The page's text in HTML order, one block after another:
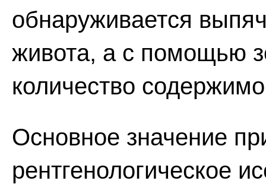
обнаруживается
живота, а с помощью
количество
Основное значение
рентгенологическое